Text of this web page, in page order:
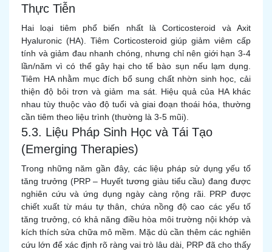
Thực Tiễn
Hai loại tiêm phổ biến nhất là Corticosteroid và Axit
Hyaluronic (HA). Tiêm Corticosteroid giúp giảm viêm cấp
tính và giảm đau nhanh chóng, nhưng chỉ nên giới hạn 3-4
lần/năm vì có thể gây hại cho tế bào sụn nếu lạm dụng.
Tiêm HA nhằm mục đích bổ sung chất nhờn sinh học, cải
thiện độ bôi trơn và giảm ma sát. Hiệu quả của HA khác
nhau tùy thuộc vào độ tuổi và giai đoạn thoái hóa, thường
cần tiêm theo liệu trình (thường là 3-5 mũi).
5.3. Liệu Pháp Sinh Học và Tái Tạo
(Emerging Therapies)
Trong những năm gần đây, các liệu pháp sử dụng yếu tố
tăng trưởng (PRP – Huyết tương giàu tiểu cầu) đang được
nghiên cứu và ứng dụng ngày càng rộng rãi. PRP được
chiết xuất từ máu tự thân, chứa nồng độ cao các yếu tố
tăng trưởng, có khả năng điều hòa môi trường nội khớp và
kích thích sửa chữa mô mềm. Mặc dù cần thêm các nghiên
cứu lớn để xác định rõ ràng vai trò lâu dài, PRP đã cho thấy